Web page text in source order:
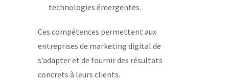
technologies émergentes.
Ces compétences permettent aux
entreprises de marketing digital de
s’adapter et de fournir des résultats
concrets à leurs clients.